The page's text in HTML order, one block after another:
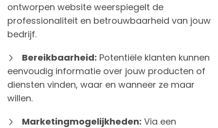
ontworpen website weerspiegelt de
professionaliteit en betrouwbaarheid van jouw
bedrijf.
Bereikbaarheid: Potentiële klanten kunnen
eenvoudig informatie over jouw producten of
diensten vinden, waar en wanneer ze maar
willen.
Marketingmogelijkheden: Via een